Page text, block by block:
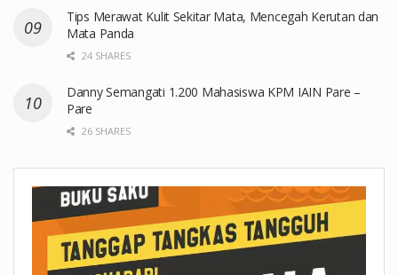
Tips Merawat Kulit Sekitar Mata, Mencegah Kerutan dan
Mata Panda
24 SHARES
Danny Semangati 1.200 Mahasiswa KPM IAIN Pare –
Pare
26 SHARES